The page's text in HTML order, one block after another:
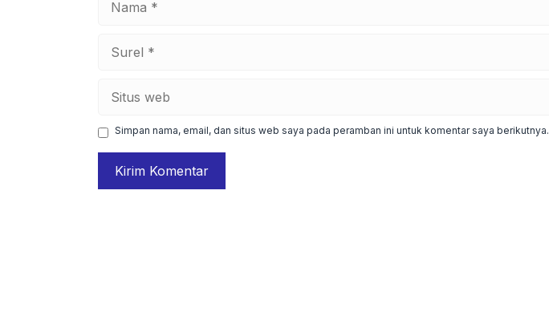
web
Simpan nama, email, dan situs web saya pada peramban ini untuk komentar saya berikutnya.